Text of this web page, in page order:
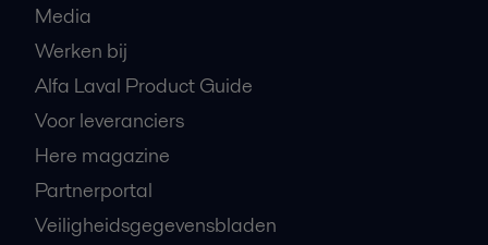
Media
Werken bij
Alfa Laval Product Guide
Voor leveranciers
Here magazine
Partnerportal
Veiligheidsgegevensbladen